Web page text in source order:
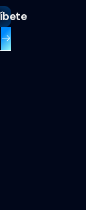
Enviar